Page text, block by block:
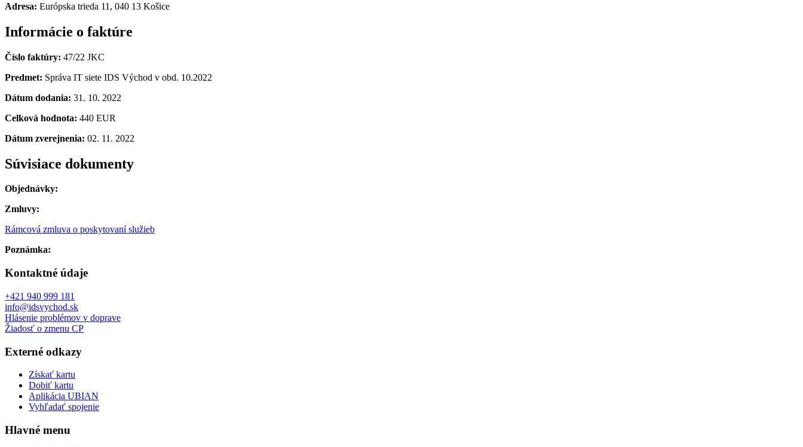
Adresa: Európska trieda 11, 040 13 Košice
Informácie o faktúre
Číslo faktúry: 47/22 JKC
Predmet: Správa IT siete IDS Východ v obd. 10.2022
Dátum dodania: 31. 10. 2022
Celková hodnota: 440 EUR
Dátum zverejnenia: 02. 11. 2022
Súvisiace dokumenty
Objednávky:
Zmluvy:
Rámcová zmluva o poskytovaní služieb
Poznámka:
Kontaktné údaje
+421 940 999 181
info@idsvychod.sk
Hlásenie problémov v doprave
Žiadosť o zmenu CP
Externé odkazy
Získať kartu
Dobiť kartu
Aplikácia UBIAN
Vyhľadať spojenie
Hlavné menu